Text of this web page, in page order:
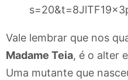
Vale lembrar que nos
Madame Teia, é o alter
Uma mutante que